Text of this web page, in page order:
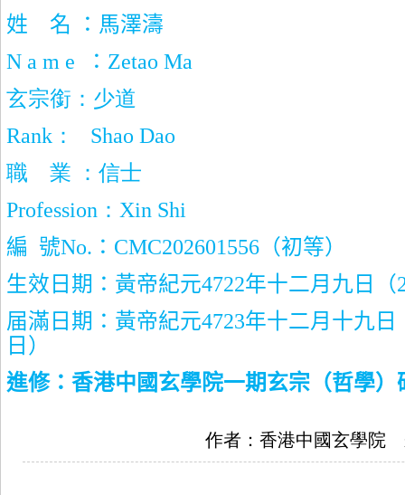
姓
名 ：馬澤濤
N a m e
： Zetao Ma
玄宗銜：少道
Rank ：
Shao Dao
職
業 ：信士
Profession ： Xin Shi
編 號No. ： CMC202601556 （初等）
生效日期：黃帝紀元4722年十二月九日（
届滿日期：黃帝紀元4723年十二月十九日
日）
進修：香港中國玄學院一期玄宗（哲學）
作者：香港中國玄學院